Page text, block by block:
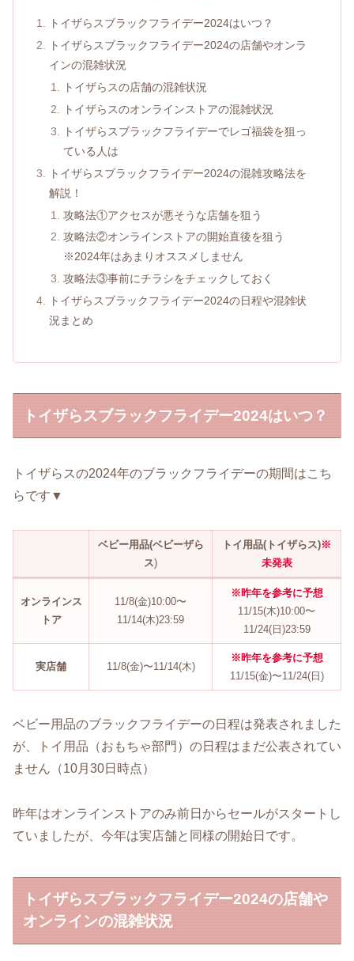
トイザらスブラックフライデー2024はいつ？
トイザらスブラックフライデー2024の店舗やオンラ
インの混雑状況
トイザらスの店舗の混雑状況
トイザらスのオンラインストアの混雑状況
トイザらスブラックフライデーでレゴ福袋を狙っ
ている人は
トイザらスブラックフライデー2024の混雑攻略法を
解説！
攻略法①アクセスが悪そうな店舗を狙う
攻略法②オンラインストアの開始直後を狙う
※2024年はあまりオススメしません
攻略法③事前にチラシをチェックしておく
トイザらスブラックフライデー2024の日程や混雑状
況まとめ
トイザらスブラックフライデー2024はいつ？
トイザらスの2024年のブラックフライデーの期間はこち
らです▼
ベビー用品(ベビーザら
ス)
トイ用品(トイザらス)※
未発表
オンラインス
トア
11/8(金)10:00〜
11/14(木)23:59
※昨年を参考に予想
11/15(木)10:00〜
11/24(日)23:59
実店舗 11/8(金)〜11/14(木)
※昨年を参考に予想
11/15(金)〜11/24(日)
ベビー用品のブラックフライデーの日程は発表されました
が、トイ用品（おもちゃ部門）の日程はまだ公表されてい
ません（10月30日時点）
昨年はオンラインストアのみ前日からセールがスタートし
ていましたが、今年は実店舗と同様の開始日です。
トイザらスブラックフライデー2024の店舗や
オンラインの混雑状況